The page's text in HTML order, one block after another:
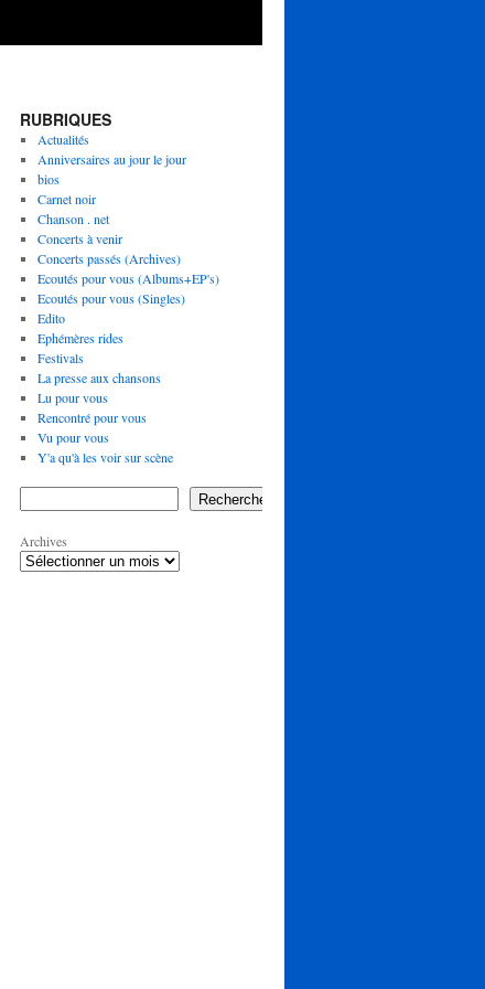
RUBRIQUES
Actualités
Anniversaires au jour le jour
bios
Carnet noir
Chanson . net
Concerts à venir
Concerts passés (Archives)
Ecoutés pour vous (Albums+EP's)
Ecoutés pour vous (Singles)
Edito
Ephémères rides
Festivals
La presse aux chansons
Lu pour vous
Rencontré pour vous
Vu pour vous
Y'a qu'à les voir sur scène
Rechercher
Archives